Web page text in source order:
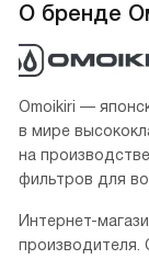
О бренде
Omoikiri —
в мире
на
фильтров для
Интернет-